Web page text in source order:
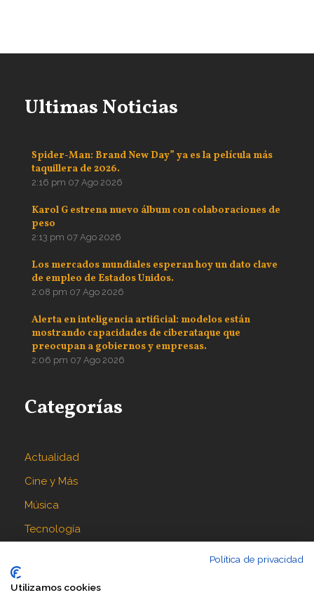
Ultimas Noticias
Spider-Man: Brand New Day” ya es la película más
taquillera de 2026.
2:16 pm 07 Ago 2026
Karol G estrena nuevo álbum con colaboraciones de
peso
2:13 pm 07 Ago 2026
Los mercados mundiales esperan hoy un dato clave
de empleo de Estados Unidos.
2:08 pm 07 Ago 2026
Alerta en inteligencia artificial: modelos están
mostrando capacidades de ciberataque que
preocupan a gobiernos y empresas.
2:06 pm 07 Ago 2026
Categorías
Actualidad
Cine y Más
Música
Tecnología
Síguenos en
Política de privacidad
Utilizamos cookies